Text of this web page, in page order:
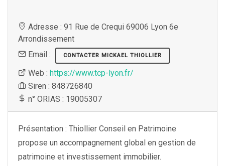
Adresse : 91 Rue de Crequi 69006 Lyon 6e
Arrondissement
Email :
CONTACTER MICKAEL THIOLLIER
Web : https://www.tcp-lyon.fr/
Siren : 848726840
n° ORIAS : 19005307
Présentation : Thiollier Conseil en Patrimoine
propose un accompagnement global en gestion de
patrimoine et investissement immobilier.